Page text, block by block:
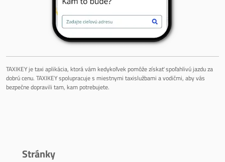
TAXIKEY je taxi aplikácia, ktorá vám kedykoľvek pomôže získať spoľahlivú jazdu za
dobrú cenu. TAXIKEY spolupracuje s miestnymi taxislužbami a vodičmi, aby vás
bezpečne dopravili tam, kam potrebujete.
Stránky